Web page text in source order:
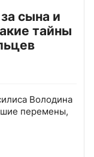
сына и
тайны
Володина
перемены,